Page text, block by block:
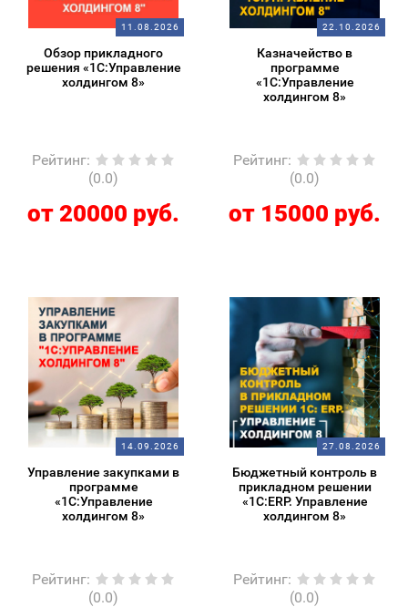
11.08.2026
Обзор прикладного
решения «1С:Управление
холдингом 8»
Рейтинг:
(0.0)
от 20000 руб.
22.10.2026
Казначейство в
программе
«1С:Управление
холдингом 8»
Рейтинг:
(0.0)
от 15000 руб.
14.09.2026
Управление закупками в
программе
«1С:Управление
холдингом 8»
Рейтинг:
(0.0)
27.08.2026
Бюджетный контроль в
прикладном решении
«1С:ERP. Управление
холдингом 8»
Рейтинг:
(0.0)